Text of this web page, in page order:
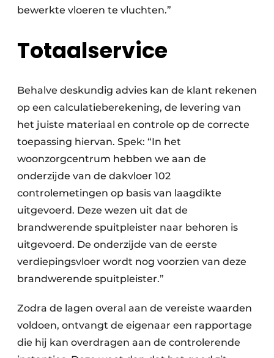
bewerkte vloeren te vluchten.”
Totaalservice
Behalve deskundig advies kan de klant rekenen
op een calculatieberekening, de levering van
het juiste materiaal en controle op de correcte
toepassing hiervan. Spek: “In het
woonzorgcentrum hebben we aan de
onderzijde van de dakvloer 102
controlemetingen op basis van laagdikte
uitgevoerd. Deze wezen uit dat de
brandwerende spuitpleister naar behoren is
uitgevoerd. De onderzijde van de eerste
verdiepingsvloer wordt nog voorzien van deze
brandwerende spuitpleister.”
Zodra de lagen overal aan de vereiste waarden
voldoen, ontvangt de eigenaar een rapportage
die hij kan overdragen aan de controlerende